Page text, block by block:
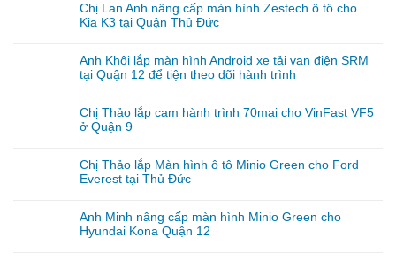
Chị Lan Anh nâng cấp màn hình Zestech ô tô cho
Kia K3 tại Quận Thủ Đức
Anh Khôi lắp màn hình Android xe tải van điện SRM
tại Quận 12 để tiện theo dõi hành trình
Chị Thảo lắp cam hành trình 70mai cho VinFast VF5
ở Quận 9
Chị Thảo lắp Màn hình ô tô Minio Green cho Ford
Everest tại Thủ Đức
Anh Minh nâng cấp màn hình Minio Green cho
Hyundai Kona Quận 12